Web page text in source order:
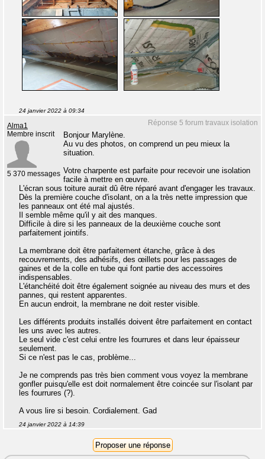
24 janvier 2022 à 09:34
Réponse 5 forum travaux isolation
Alma1
Membre inscrit
5 370 messages
Bonjour Marylène.
Au vu des photos, on comprend un peu mieux la
situation.
Votre charpente est parfaite pour recevoir une isolation
facile à mettre en œuvre.
L'écran sous toiture aurait dû être réparé avant d'engager les travaux.
Dès la première couche d'isolant, on a la très nette impression que
les panneaux ont été mal ajustés.
Il semble même qu'il y ait des manques.
Difficile à dire si les panneaux de la deuxième couche sont
parfaitement jointifs.
La membrane doit être parfaitement étanche, grâce à des
recouvrements, des adhésifs, des œillets pour les passages de
gaines et de la colle en tube qui font partie des accessoires
indispensables.
L'étanchéité doit être également soignée au niveau des murs et des
pannes, qui restent apparentes.
En aucun endroit, la membrane ne doit rester visible.
Les différents produits installés doivent être parfaitement en contact
les uns avec les autres.
Le seul vide c'est celui entre les fourrures et dans leur épaisseur
seulement.
Si ce n'est pas le cas, problème...
Je ne comprends pas très bien comment vous voyez la membrane
gonfler puisqu'elle est doit normalement être coincée sur l'isolant par
les fourrures (?).
A vous lire si besoin. Cordialement. Gad
24 janvier 2022 à 14:39